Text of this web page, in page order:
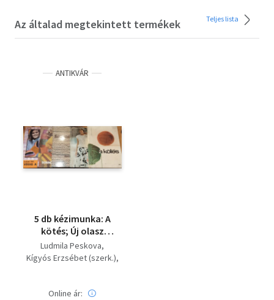
Az általad megtekintett termékek Teljes lista
ANTIKVÁR
5 db kézimunka: A
kötés; Új olasz
kötőkönyv;
Kötőmintakönyv;
Ludmila Peskova
Kígyós Erzsébet (szerk.)
Online ár: